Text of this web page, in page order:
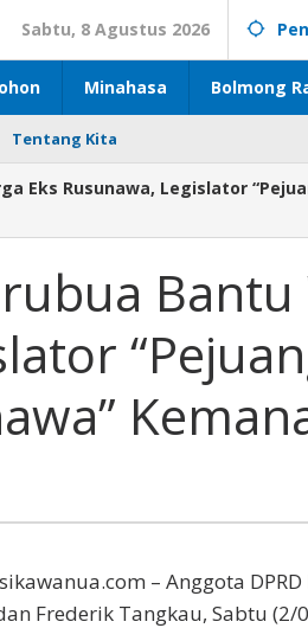
Sabtu, 8 Agustus 2026
Minahasa Bolmong
Tentang Kita
Eks Rusunawa, Legislator
Bantu
– Anggota
Frederik Tangkau, Sabtu (2/